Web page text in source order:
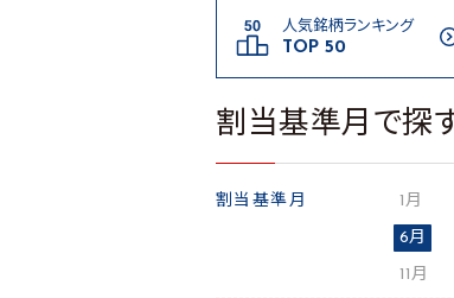
人気銘柄ランキング
TOP 50
割当基準月で探す
割当基準月 1月
6月
11月